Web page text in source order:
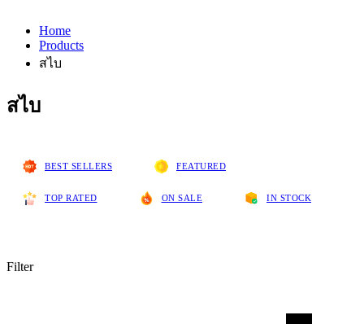
Home
Products
สไบ
สไบ
BEST SELLERS FEATURED
TOP RATED ON SALE IN STOCK
Filter